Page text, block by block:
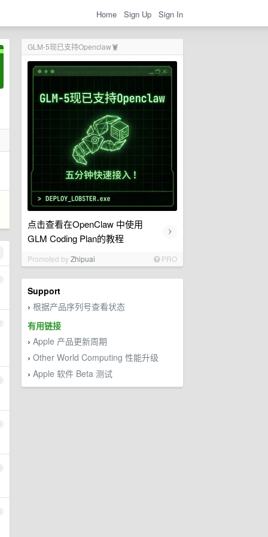
Home Sign Up Sign In
GLM-5现已支持Openclaw🦞
点击查看在OpenClaw 中使用
GLM Coding Plan的教程
›
Promoted byZhipuai PRO
Support
› 根据产品序列号查看状态
有用链接
› Apple 产品更新周期
› Other World Computing 性能升级
› Apple 软件 Beta 测试